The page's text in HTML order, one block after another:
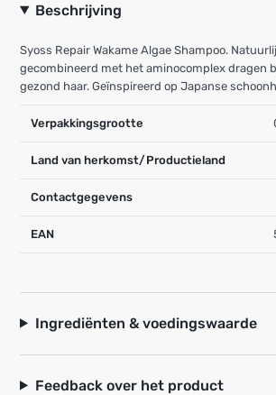
Beschrijving
Syoss Repair Wakame Algae Shampoo.
gecombineerd met het aminocomplex dragen
gezond haar. Geïnspireerd op Japanse
Verpakkingsgrootte
Land van herkomst/Productieland
Contactgegevens
EAN
Ingrediënten & voedingswaarde
Feedback over het product